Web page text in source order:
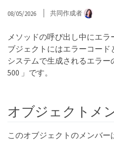
08/05/2026 共同作成者
メソッドの呼び出し中にエ
ブジェクトにはエラーコード
システムで生成されるエラ
500 」です。
オブジェクトメ
このオブジェクトのメンバー